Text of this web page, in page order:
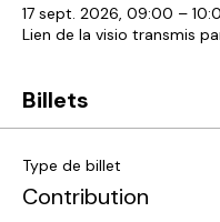
17 sept. 2026, 09:00 –
Lien de la visio transmis
Billets
Type de billet
Contribution